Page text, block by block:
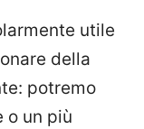
utile
della
potremo
o un più